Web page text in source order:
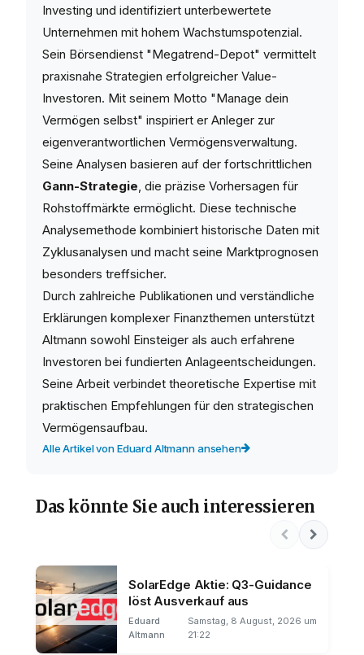
Investing und identifiziert unterbewertete
Unternehmen mit hohem Wachstumspotenzial.
Sein Börsendienst "Megatrend-Depot" vermittelt
praxisnahe Strategien erfolgreicher Value-
Investoren. Mit seinem Motto "Manage dein
Vermögen selbst" inspiriert er Anleger zur
eigenverantwortlichen Vermögensverwaltung.
Seine Analysen basieren auf der fortschrittlichen
Gann-Strategie , die präzise Vorhersagen für
Rohstoffmärkte ermöglicht. Diese technische
Analysemethode kombiniert historische Daten mit
Zyklusanalysen und macht seine Marktprognosen
besonders treffsicher.
Durch zahlreiche Publikationen und verständliche
Erklärungen komplexer Finanzthemen unterstützt
Altmann sowohl Einsteiger als auch erfahrene
Investoren bei fundierten Anlageentscheidungen.
Seine Arbeit verbindet theoretische Expertise mit
praktischen Empfehlungen für den strategischen
Vermögensaufbau.
Alle Artikel von Eduard Altmann ansehen
Das könnte Sie auch interessieren
SolarEdge Aktie: Q3-Guidance
löst Ausverkauf aus
Eduard
Altmann
Samstag, 8 August, 2026 um
21:22